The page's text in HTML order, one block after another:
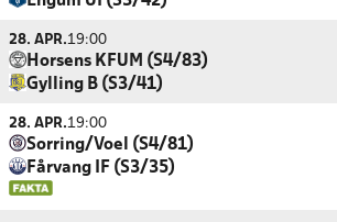
28. APR.19:00
Horsens KFUM (S4/83)
Gylling B (S3/41)
28. APR.19:00
Sorring/Voel (S4/81)
Fårvang IF (S3/35)